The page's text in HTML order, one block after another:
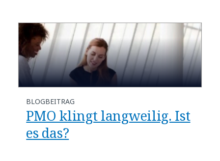
BLOGBEITRAG
PMO klingt langweilig. Ist
es das?